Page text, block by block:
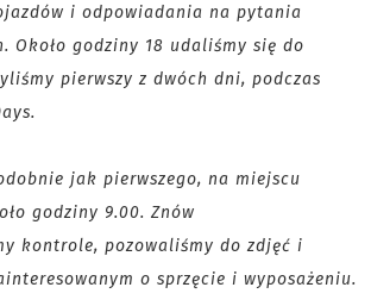
i odpowiadania na pytania
Około godziny 18 udaliśmy się do
pierwszy z dwóch dni, podczas
jak pierwszego, na miejscu
godziny 9.00. Znów
kontrole, pozowaliśmy do zdjęć i
o sprzęcie i wyposażeniu.